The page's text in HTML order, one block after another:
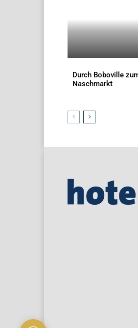
Durch Boboville
Naschmarkt